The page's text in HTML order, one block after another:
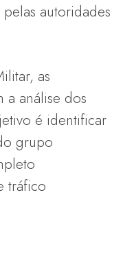
autoridades
as
a análise dos
é identificar
grupo
tráfico